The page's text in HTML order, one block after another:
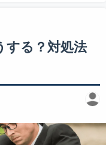
する？対処法